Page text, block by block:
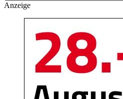
Anzeige